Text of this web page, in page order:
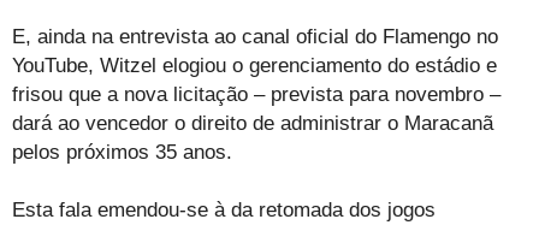
E, ainda na entrevista ao canal oficial do Flamengo no
YouTube, Witzel elogiou o gerenciamento do estádio e
frisou que a nova licitação – prevista para novembro –
dará ao vencedor o direito de administrar o Maracanã
pelos próximos 35 anos.
Esta fala emendou-se à da retomada dos jogos